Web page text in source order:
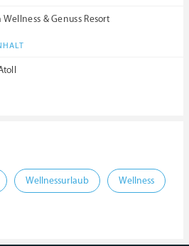
& Genuss Resort
Wellnessurlaub Wellness